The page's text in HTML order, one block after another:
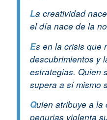
La creatividad
el día nace de la
Es en la crisis que
descubrimientos y
estrategias. Quien
supera a sí mismo
Quien atribuye a la
penurias violenta